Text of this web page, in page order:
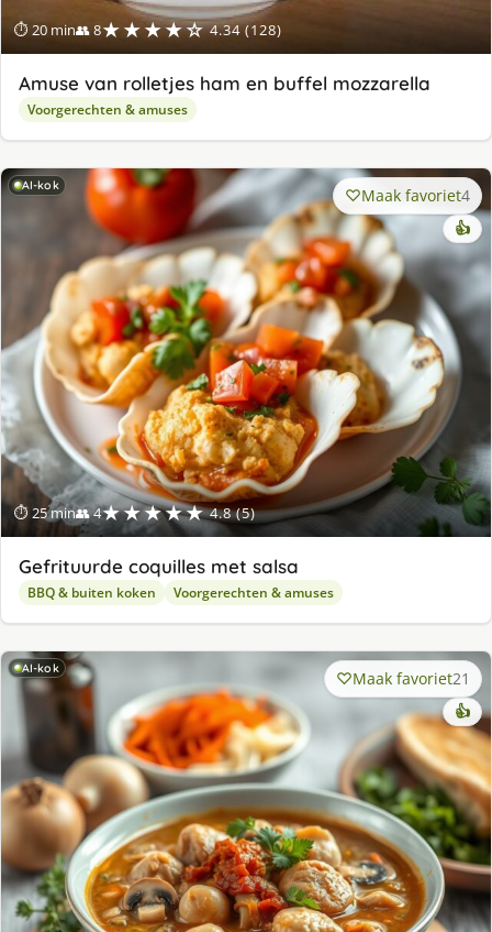
⏱ 20 min👥 8★★★★☆ 4.34 (128)
Amuse van rolletjes ham en buffel mozzarella
Voorgerechten & amuses
AI-kok
⏱ 25 min👥 4★★★★★ 4.8 (5)
Maak favoriet4
👍
Gefrituurde coquilles met salsa
BBQ & buiten koken Voorgerechten & amuses
AI-kok Maak favoriet21
👍